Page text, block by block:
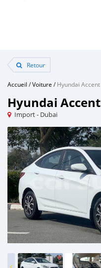
Retour
Accueil /Voiture /Hyundai Accent
Hyundai Accent
Import - Dubai